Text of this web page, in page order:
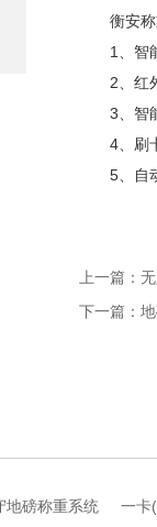
衡安称重
1、智能
2、红外
3、智能
4、刷卡
5、自动
上一篇：
下一篇：
地磅称重系统 一卡